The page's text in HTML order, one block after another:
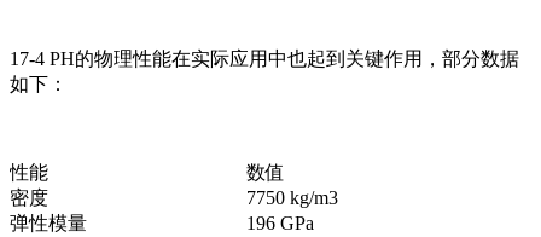
17-4 PH的物理性能在实际应用中也起到关键作用，部分数据
如下：
性能
数值
密度
7750 kg/m3
弹性模量
196 GPa